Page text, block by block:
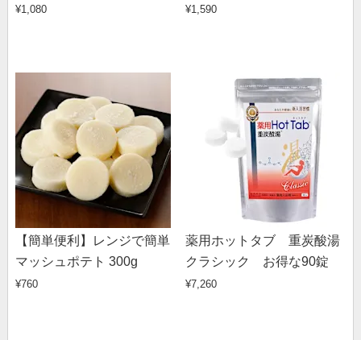
¥1,080 ¥1,590
【簡単便利】レンジで簡単
マッシュポテト 300g
¥760
薬用ホットタブ 重炭酸湯
クラシック お得な90錠
¥7,260